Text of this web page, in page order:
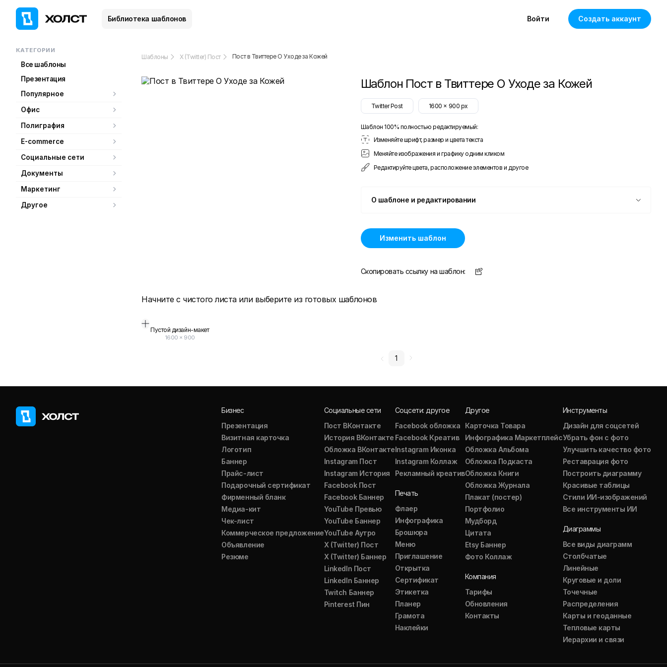
Библиотека шаблонов Войти Создать аккаунт
КАТЕГОРИИ
Все шаблоны
Презентация
Популярное
Офис
Полиграфия
E-commerce
Социальные сети
Документы
Маркетинг
Другое
Шаблоны X (Twitter) Пост Пост в Твиттере О Уходе за Кожей
Шаблон Пост в Твиттере О Уходе за Кожей
Twitter Post 1600 x 900 px
Шаблон 100% полностью редактируемый:
Изменяйте шрифт, размер и цвета текста
Меняйте изображения и графику одним кликом
Редактируйте цвета, расположение элементов и другое
О шаблоне и редактировании
Изменить шаблон
Скопировать ссылку на шаблон:
Начните с чистого листа или выберите из готовых шаблонов
Пустой дизайн-макет
1600 × 900
1
Бизнес
Презентация
Визитная карточка
Логотип
Баннер
Прайс-лист
Подарочный сертификат
Фирменный бланк
Медиа-кит
Чек-лист
Коммерческое предложение
Объявление
Резюме
Социальные сети
Пост ВКонтакте
История ВКонтакте
Обложка ВКонтакте
Instagram Пост
Instagram История
Facebook Пост
Facebook Баннер
YouTube Превью
YouTube Баннер
YouTube Аутро
X (Twitter) Пост
X (Twitter) Баннер
LinkedIn Пост
LinkedIn Баннер
Twitch Баннер
Pinterest Пин
Соцсети: другое
Facebook обложка
Facebook Креатив
Instagram Иконка
Instagram Коллаж
Рекламный креатив
Печать
Флаер
Инфографика
Брошюра
Меню
Приглашение
Открытка
Сертификат
Этикетка
Планер
Грамота
Наклейки
Другое
Карточка Товара
Инфографика Маркетплейс
Обложка Альбома
Обложка Подкаста
Обложка Книги
Обложка Журнала
Плакат (постер)
Портфолио
Мудборд
Цитата
Etsy Баннер
Фото Коллаж
Компания
Тарифы
Обновления
Контакты
Инструменты
Дизайн для соцсетей
Убрать фон с фото
Улучшить качество фото
Реставрация фото
Построить диаграмму
Красивые таблицы
Стили ИИ-изображений
Все инструменты ИИ
Диаграммы
Все виды диаграмм
Столбчатые
Линейные
Круговые и доли
Точечные
Распределения
Карты и геоданные
Тепловые карты
Иерархии и связи